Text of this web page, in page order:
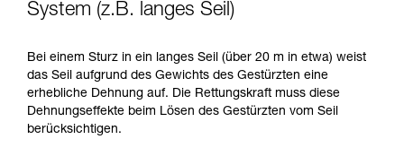
System (z.B. langes Seil)
Bei einem Sturz in ein langes Seil (über 20 m in etwa) weist
das Seil aufgrund des Gewichts des Gestürzten eine
erhebliche Dehnung auf. Die Rettungskraft muss diese
Dehnungseffekte beim Lösen des Gestürzten vom Seil
berücksichtigen.